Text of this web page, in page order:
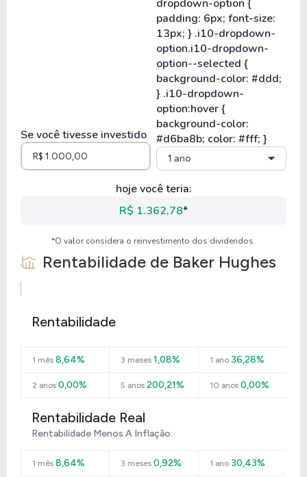
Se você tivesse investido
1 ano
hoje você teria:
R$ 1.362,78*
*O valor considera o reinvestimento dos dividendos.
Rentabilidade de Baker Hughes
Rentabilidade
1 mês 8,64% 3 meses 1,08% 1 ano36,28%
2 anos 0,00% 5 anos 200,21% 10 anos0,00%
Rentabilidade Real
Rentabilidade Menos A Inflação.
1 mês 8,64% 3 meses 0,92% 1 ano30,43%